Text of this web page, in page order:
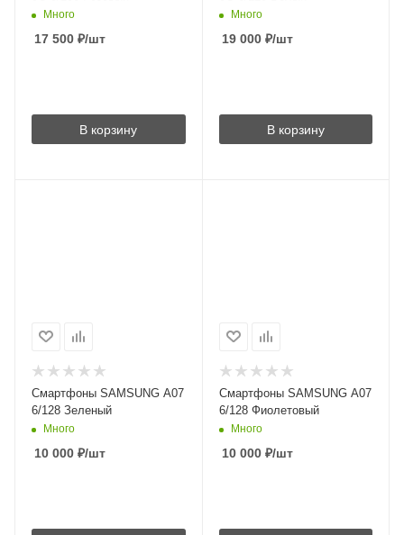
Много
17 500 ₽/шт
В корзину
Много
19 000₽/шт
В корзину
Смартфоны SAMSUNG A07
6/128 Зеленый
Много
10 000 ₽/шт
Смартфоны SAMSUNG A07
6/128 Фиолетовый
Много
10 000₽/шт